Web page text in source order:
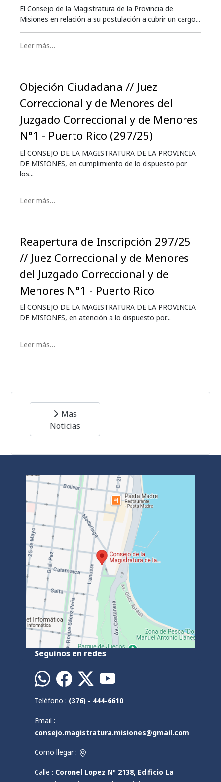
El Consejo de la Magistratura de la Provincia de
Misiones en relación a su postulación a cubrir un cargo...
Leer más…
Objeción Ciudadana // Juez
Correccional y de Menores del
Juzgado Correccional y de Menores
N°1 - Puerto Rico (297/25)
El CONSEJO DE LA MAGISTRATURA DE LA PROVINCIA
DE MISIONES, en cumplimiento de lo dispuesto por
los...
Leer más…
Reapertura de Inscripción 297/25
// Juez Correccional y de Menores
del Juzgado Correccional y de
Menores N°1 - Puerto Rico
El CONSEJO DE LA MAGISTRATURA DE LA PROVINCIA
DE MISIONES, en atención a lo dispuesto por...
Leer más…
Mas
Noticias
Seguinos en redes
Teléfono : (376) - 444-6610
Email :
consejo.magistratura.misiones@gmail.com
Como llegar :
Calle : Coronel Lopez Nº 2138, Edificio La